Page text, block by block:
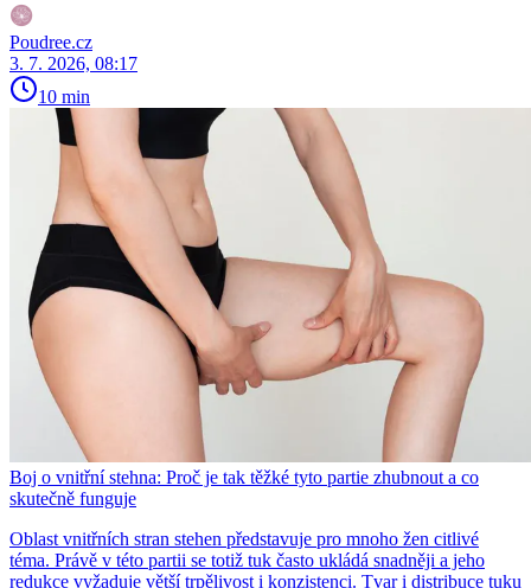
Poudree.cz
3. 7. 2026, 08:17
10 min
Boj o vnitřní stehna: Proč je tak těžké tyto partie zhubnout a co
skutečně funguje
Oblast vnitřních stran stehen představuje pro mnoho žen citlivé
téma. Právě v této partii se totiž tuk často ukládá snadněji a jeho
redukce vyžaduje větší trpělivost i konzistenci. Tvar i distribuce tuku